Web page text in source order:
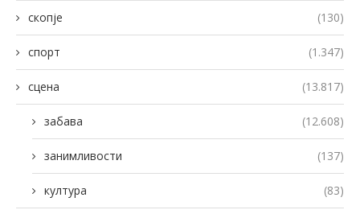
скопје (130)
спорт (1.347)
сцена (13.817)
забава (12.608)
занимливости (137)
култура (83)